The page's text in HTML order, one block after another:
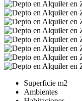
Superficie m2
Ambientes